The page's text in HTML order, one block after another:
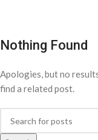
Nothing Found
Apologies, but no
find a related post.